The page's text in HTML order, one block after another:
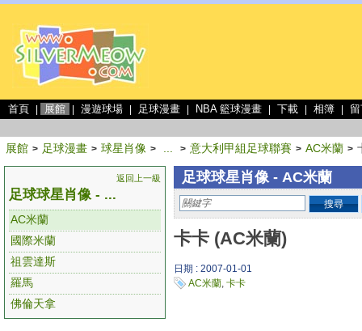
首頁 展館 漫遊球場 足球漫畫 NBA 籃球漫畫 下載 相簿
展館 > 足球漫畫 > 球星肖像 > > 意大利甲組足球聯賽 > AC米蘭 >
返回上一級
足球球星肖像 - ...
AC米蘭
國際米蘭
祖雲達斯
羅馬
佛倫天拿
足球球星肖像 - AC米蘭
搜尋
卡卡 (AC米蘭)
日期 : 2007-01-01
AC米蘭, 卡卡